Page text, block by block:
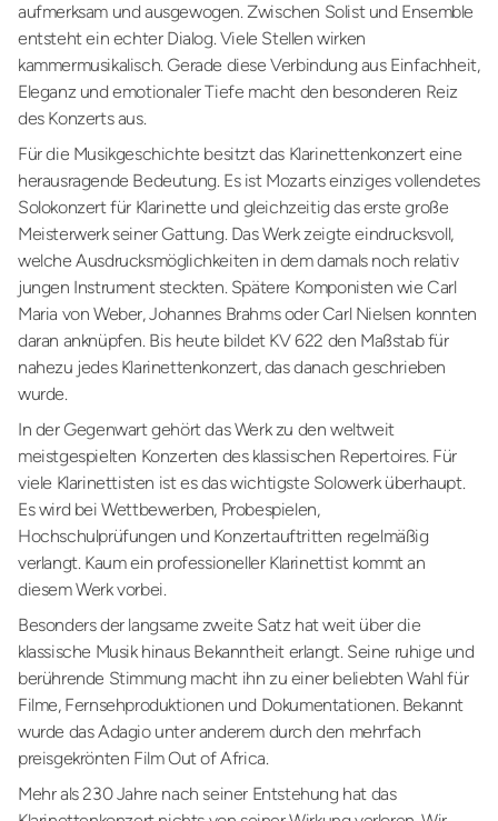
aufmerksam und ausgewogen. Zwischen Solist und Ensemble
entsteht ein echter Dialog. Viele Stellen wirken
kammermusikalisch. Gerade diese Verbindung aus Einfachheit,
Eleganz und emotionaler Tiefe macht den besonderen Reiz
des Konzerts aus.
Für die Musikgeschichte besitzt das Klarinettenkonzert eine
herausragende Bedeutung. Es ist Mozarts einziges vollendetes
Solokonzert für Klarinette und gleichzeitig das erste große
Meisterwerk seiner Gattung. Das Werk zeigte eindrucksvoll,
welche Ausdrucksmöglichkeiten in dem damals noch relativ
jungen Instrument steckten. Spätere Komponisten wie Carl
Maria von Weber, Johannes Brahms oder Carl Nielsen konnten
daran anknüpfen. Bis heute bildet KV 622 den Maßstab für
nahezu jedes Klarinettenkonzert, das danach geschrieben
wurde.
In der Gegenwart gehört das Werk zu den weltweit
meistgespielten Konzerten des klassischen Repertoires. Für
viele Klarinettisten ist es das wichtigste Solowerk überhaupt.
Es wird bei Wettbewerben, Probespielen,
Hochschulprüfungen und Konzertauftritten regelmäßig
verlangt. Kaum ein professioneller Klarinettist kommt an
diesem Werk vorbei.
Besonders der langsame zweite Satz hat weit über die
klassische Musik hinaus Bekanntheit erlangt. Seine ruhige und
berührende Stimmung macht ihn zu einer beliebten Wahl für
Filme, Fernsehproduktionen und Dokumentationen. Bekannt
wurde das Adagio unter anderem durch den mehrfach
preisgekrönten Film Out of Africa.
Mehr als 230 Jahre nach seiner Entstehung hat das